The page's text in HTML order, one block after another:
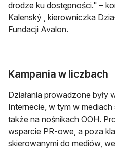
drodze ku dostępności." –
Kalenský , kierowniczka
Fundacji Avalon.
Kampania w liczbach
Działania prowadzone były
Internecie, w tym w
także na nośnikach OOH.
wsparcie PR-owe, a poza
skierowanymi do mediów,